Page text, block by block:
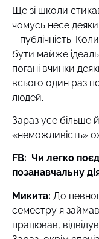
Ще зі школи
чомусь несе
– публічність.
бути майже
погані вчинки
всього один раз
людей.
Зараз усе більше
«неможливість»
FB: Чи легко
позанавчальну
Микита: До
семестру я
працював,